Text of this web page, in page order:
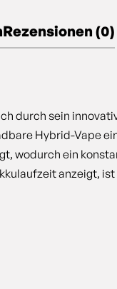
Rezensionen (0)
durch sein
Hybrid-Vape
wodurch ein
anzeigt,